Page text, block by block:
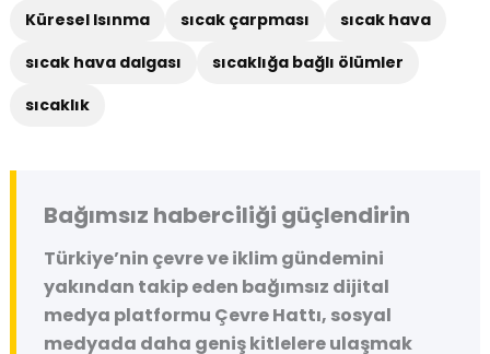
Küresel Isınma
sıcak çarpması
sıcak hava
sıcak hava dalgası
sıcaklığa bağlı ölümler
sıcaklık
Bağımsız haberciliği güçlendirin
Türkiye’nin çevre ve iklim gündemini
yakından takip eden bağımsız dijital
medya platformu Çevre Hattı, sosyal
medyada daha geniş kitlelere ulaşmak